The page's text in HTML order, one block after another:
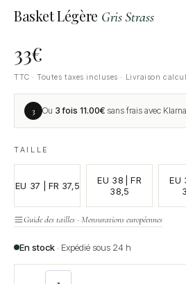
Basket Légère Gris Strass
33€
TTC · Toutes taxes incluses · Livraison
3 Ou 3 fois 11.00€ sans frais avec Klarna
TAILLE
EU 37 | FR 37,5
EU 38 | FR
38,5
EU
Guide des tailles · Mensurations européennes
En stock · Expédié sous 24 h